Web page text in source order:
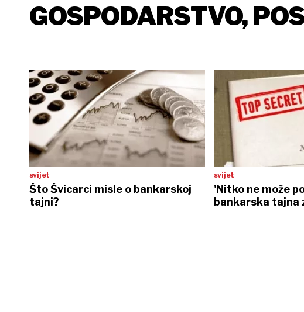
GOSPODARSTVO,
svijet
Što Švicarci misle o bankarskoj
tajni?
svijet
'Nitko ne može
bankarska tajna